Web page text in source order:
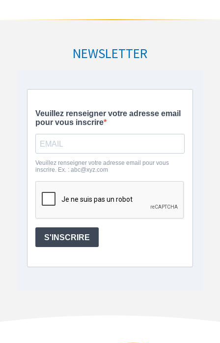
NEWSLETTER